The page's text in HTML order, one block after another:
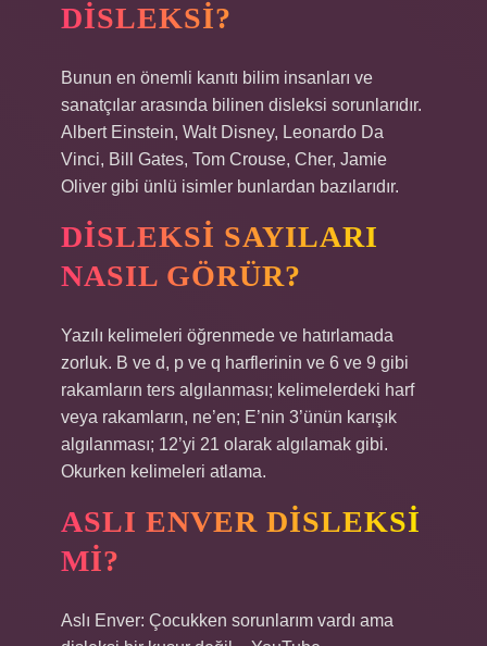
DISLEKSI?
Bunun en önemli kanıtı bilim insanları ve
sanatçılar arasında bilinen disleksi sorunlarıdır.
Albert Einstein, Walt Disney, Leonardo Da
Vinci, Bill Gates, Tom Crouse, Cher, Jamie
Oliver gibi ünlü isimler bunlardan bazılarıdır.
DISLEKSI SAYILARI
NASIL GÖRÜR?
Yazılı kelimeleri öğrenmede ve hatırlamada
zorluk. B ve d, p ve q harflerinin ve 6 ve 9 gibi
rakamların ters algılanması; kelimelerdeki harf
veya rakamların, ne’en; E’nin 3’ünün karışık
algılanması; 12’yi 21 olarak algılamak gibi.
Okurken kelimeleri atlama.
ASLI ENVER DISLEKSI
MI?
Aslı Enver: Çocukken sorunlarım vardı ama